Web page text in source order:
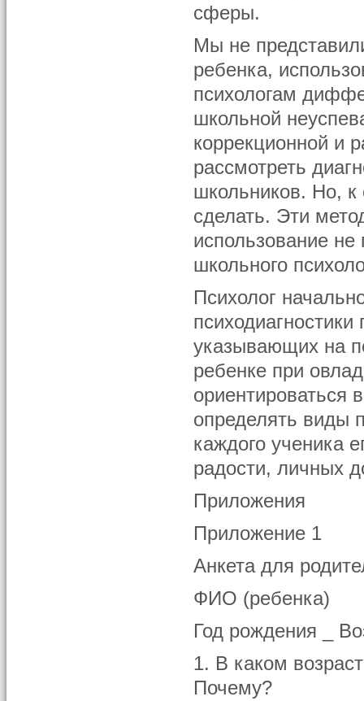
сферы.
Мы не
ребенка,
психологам
школьной
коррекционной и
рассмотреть
школьников. Но, к
сделать. Эти
использование не
школьного
Психолог
указывающих на
ребенке при
ориентироваться
определять виды
каждого ученика
радости, личных
Приложения
Приложение 1
Анкета для
ФИО (ребенка)
Год рождения _
1. В каком
Почему?